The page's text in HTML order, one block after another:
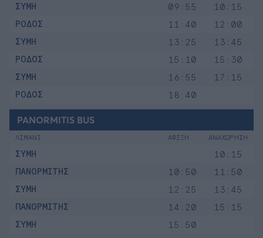
ΣΥΜΗ
09:55
10:15
ΡΟΔΟΣ
11:40
12:00
ΣΥΜΗ
13:25
13:45
ΡΟΔΟΣ
15:10
15:30
ΣΥΜΗ
16:55
17:15
ΡΟΔΟΣ
18:40
PANORMITIS BUS
ΛΙΜΑΝΙ ΑΦΙΞΗ ΑΝΑΧΩΡΗΣΗ
ΣΥΜΗ
10:15
ΠΑΝΟΡΜΙΤΗΣ
10:50
11:50
ΣΥΜΗ
12:25
13:45
ΠΑΝΟΡΜΙΤΗΣ
14:20
15:15
ΣΥΜΗ
15:50